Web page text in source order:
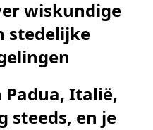
wiskundige
stedelijke
Padua, Italië,
steeds, en je